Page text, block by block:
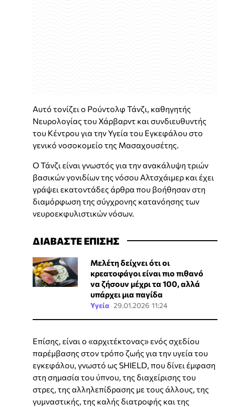
Αυτό τονίζει ο Ρούντολφ Τάνζι, καθηγητής
Νευρολογίας του Χάρβαρντ και συνδιευθυντής
του Κέντρου για την Υγεία του Εγκεφάλου στο
γενικό νοσοκομείο της Μασαχουσέτης.
Ο Τάνζι είναι γνωστός για την ανακάλυψη τριών
βασικών γονιδίων της νόσου Αλτσχάιμερ και έχει
γράψει εκατοντάδες άρθρα που βοήθησαν στη
διαμόρφωση της σύγχρονης κατανόησης των
νευροεκφυλιστικών νόσων.
ΔΙΑΒΑΣΤΕ ΕΠΙΣΗΣ
Μελέτη δείχνει ότι οι
κρεατοφάγοι είναι πιο πιθανό
να ζήσουν μέχρι τα 100, αλλά
υπάρχει μια παγίδα
Υγεία 29.01.2026 11:24
Επίσης, είναι ο «αρχιτέκτονας» ενός σχεδίου
παρέμβασης στον τρόπο ζωής για την υγεία του
εγκεφάλου, γνωστό ως SHIELD, που δίνει έμφαση
στη σημασία του ύπνου, της διαχείρισης του
στρες, της αλληλεπίδρασης με τους άλλους, της
γυμναστικής, της καλής διατροφής και της